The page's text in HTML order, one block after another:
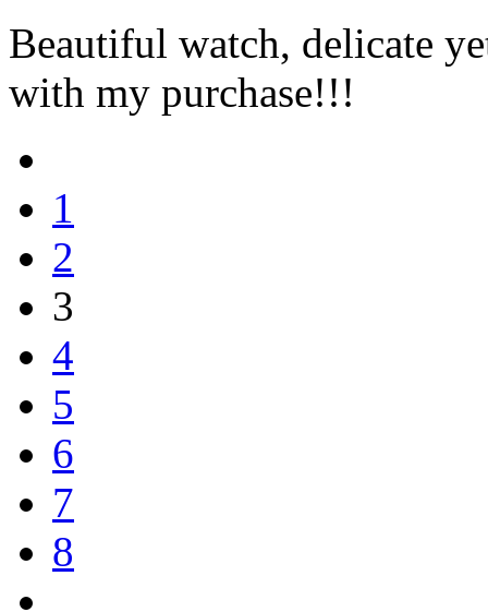
Beautiful watch, delicate
with my purchase!!!
1
2
3
4
5
6
7
8